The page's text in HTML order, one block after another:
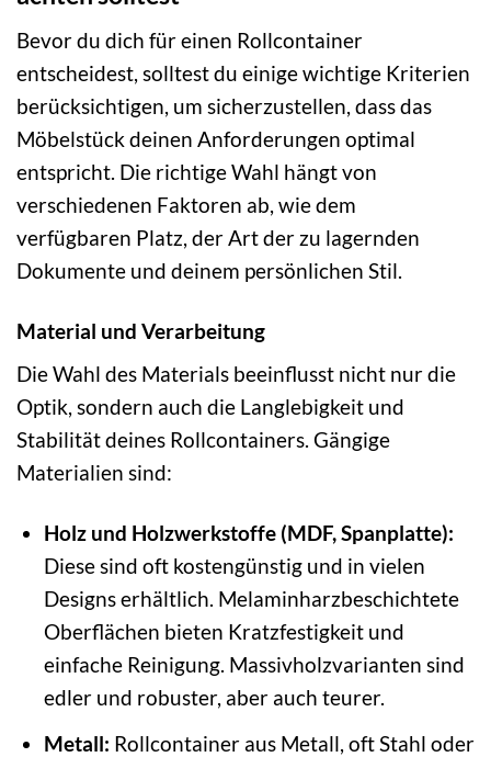
Bevor du dich für einen Rollcontainer
entscheidest, solltest du einige wichtige Kriterien
berücksichtigen, um sicherzustellen, dass das
Möbelstück deinen Anforderungen optimal
entspricht. Die richtige Wahl hängt von
verschiedenen Faktoren ab, wie dem
verfügbaren Platz, der Art der zu lagernden
Dokumente und deinem persönlichen Stil.
Material und Verarbeitung
Die Wahl des Materials beeinflusst nicht nur die
Optik, sondern auch die Langlebigkeit und
Stabilität deines Rollcontainers. Gängige
Materialien sind:
Holz und Holzwerkstoffe (MDF, Spanplatte):
Diese sind oft kostengünstig und in vielen
Designs erhältlich. Melaminharzbeschichtete
Oberflächen bieten Kratzfestigkeit und
einfache Reinigung. Massivholzvarianten sind
edler und robuster, aber auch teurer.
Metall: Rollcontainer aus Metall, oft Stahl oder